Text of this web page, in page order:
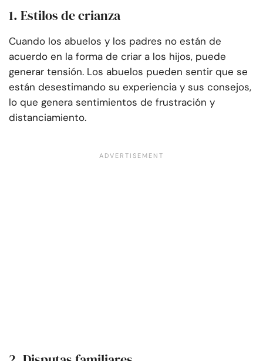
1. Estilos de crianza
Cuando los abuelos y los padres no están de
acuerdo en la forma de criar a los hijos, puede
generar tensión. Los abuelos pueden sentir que se
están desestimando su experiencia y sus consejos,
lo que genera sentimientos de frustración y
distanciamiento.